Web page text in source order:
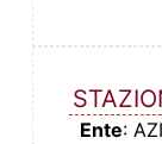
Ente: